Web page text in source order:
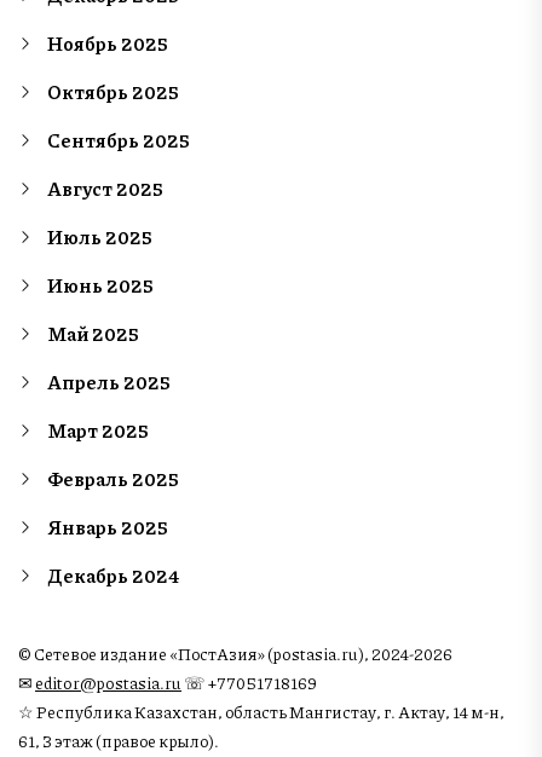
Ноябрь 2025
Октябрь 2025
Сентябрь 2025
Август 2025
Июль 2025
Июнь 2025
Май 2025
Апрель 2025
Март 2025
Февраль 2025
Январь 2025
Декабрь 2024
© Сетевое издание «ПостАзия» (postasia.ru), 2024-2026
✉︎editor@postasia.ru ☏ +77051718169
☆ Республика Казахстан, область Мангистау, г. Актау, 14 м-н,
61, 3 этаж (правое крыло).